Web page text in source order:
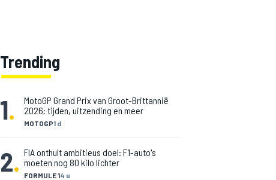
Trending
1. MOTOGP1 d
MotoGP Grand Prix van Groot-Brittannië
2026: tijden, uitzending en meer
2. FORMULE 14 u
FIA onthult ambitieus doel: F1-auto's
moeten nog 80 kilo lichter